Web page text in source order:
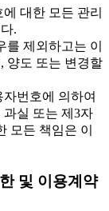
대한 모든 관리
.
제외하고는 이
양도 또는 변경할
번호에 의하여
실 또는 제3자
모든 책임은 이
및 이용계약